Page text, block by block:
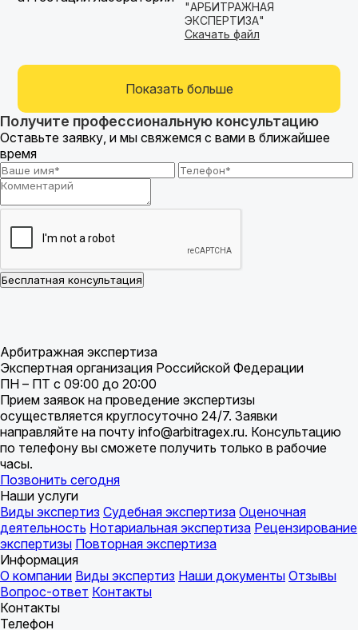
"АРБИТРАЖНАЯ
ЭКСПЕРТИЗА"
Скачать файл
Показать больше
Получите профессиональную консультацию
Оставьте заявку, и мы свяжемся с вами в ближайшее
время
Бесплатная консультация
Арбитражная экспертиза
Экспертная организация Российской Федерации
ПН – ПТ с 09:00 до 20:00
Прием заявок на проведение экспертизы
осуществляется круглосуточно 24/7. Заявки
направляйте на почту info@arbitragex.ru. Консультацию
по телефону вы сможете получить только в рабочие
часы.
Позвонить сегодня
Наши услуги
Виды экспертиз Судебная экспертиза Оценочная
деятельность Нотариальная экспертиза Рецензирование
экспертизы Повторная экспертиза
Информация
О компании Виды экспертиз Наши документы Отзывы
Вопрос-ответ Контакты
Контакты
Телефон